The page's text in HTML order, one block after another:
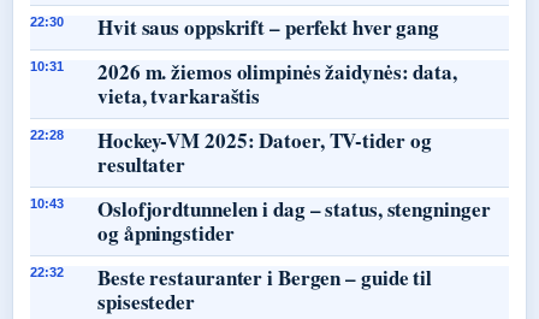
22:30 Hvit saus oppskrift – perfekt hver gang
10:31
2026 m. žiemos olimpinės žaidynės: data,
vieta, tvarkaraštis
22:28
Hockey-VM 2025: Datoer, TV-tider og
resultater
10:43
Oslofjordtunnelen i dag – status, stengninger
og åpningstider
22:32
Beste restauranter i Bergen – guide til
spisesteder